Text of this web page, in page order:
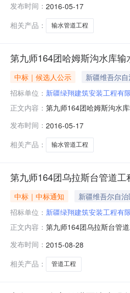
团招标人联系地址：第九
工程有限责任公司34922
发布时间： 2016-05-17
相关产品：
输水管道工程
第九师164团哈姆斯沟水库
中标｜候选人公示
新疆维吾尔
招标单位： 新疆绿翔建筑安装工程有
正文内容： 第九师164团哈姆斯沟水
团招标人联系地址：第九
工程有限责任公司34922
发布时间： 2016-05-17
相关产品：
输水管道工程
第九师164团乌拉斯台管道工
中标｜中标通知
新疆维吾尔自
招标单位： 新疆绿翔建筑安装工程有
正文内容： 第九师164团乌拉斯台管
乌拉斯台管道工程一标段
市
发布时间： 2015-08-28
相关产品：
管道工程